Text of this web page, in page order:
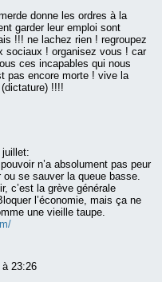
donne les ordres à la
garder leur emploi sont
!!! ne lachez rien ! regroupez
sociaux ! organisez vous ! car
ces incapables qui nous
pas encore morte ! vive la
!!!!
n’a absolument pas peur
se sauver la queue basse.
c’est la grève générale
l’économie, mais ça ne
une vieille taupe.
23:26